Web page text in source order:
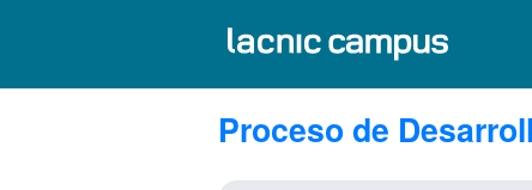
Proceso de